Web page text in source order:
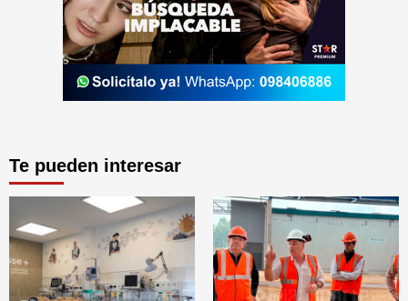
Te pueden interesar